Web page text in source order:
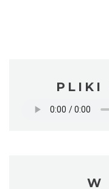
PLIKI
W